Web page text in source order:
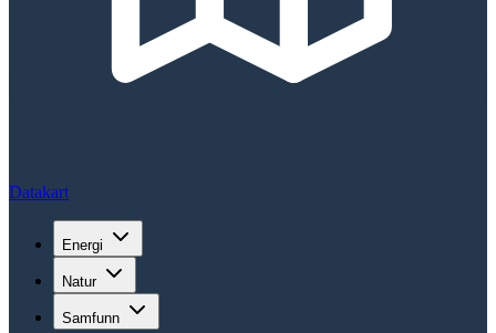
Datakart
Energi
Natur
Samfunn